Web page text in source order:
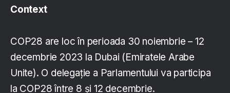
Context
COP28 are loc în perioada 30 noiembrie – 12
decembrie 2023 la Dubai (Emiratele Arabe
Unite). O delegație a Parlamentului va participa
la COP28 între 8 și 12 decembrie.